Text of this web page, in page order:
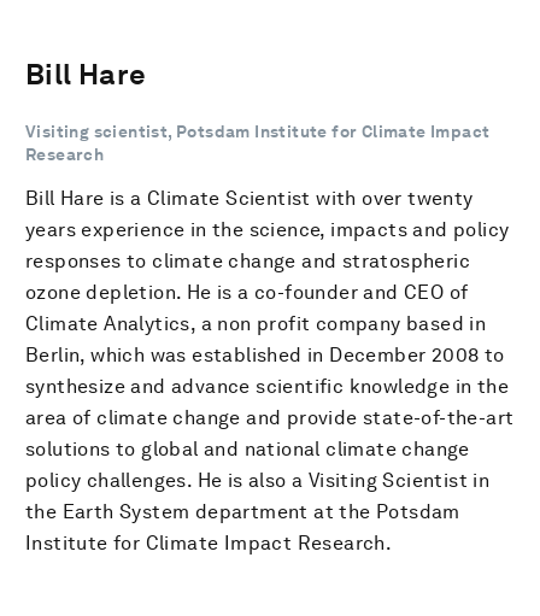
Bill Hare
Visiting scientist, Potsdam Institute for Climate Impact
Research
Bill Hare is a Climate Scientist with over twenty
years experience in the science, impacts and policy
responses to climate change and stratospheric
ozone depletion. He is a co-founder and CEO of
Climate Analytics, a non profit company based in
Berlin, which was established in December 2008 to
synthesize and advance scientific knowledge in the
area of climate change and provide state-of-the-art
solutions to global and national climate change
policy challenges. He is also a Visiting Scientist in
the Earth System department at the Potsdam
Institute for Climate Impact Research.